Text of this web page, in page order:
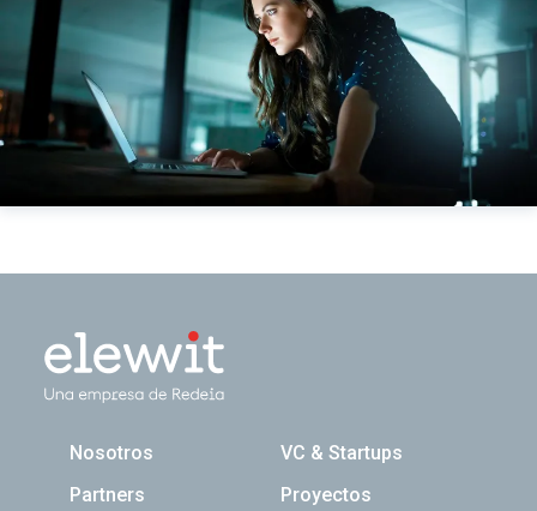
Navegación principal
Nosotros
VC & Startups
Partners
Proyectos